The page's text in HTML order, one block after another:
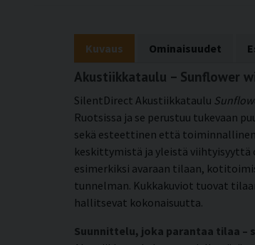
Kuvaus Ominaisuudet
Akustiikkataulu – Sunflower
SilentDirect Akustiikkataulu
Ruotsissa ja se perustuu tukevaan
sekä esteettinen että
keskittymistä ja yleistä viihtyisyyttä
esimerkiksi avaraan tilaan,
tunnelman. Kukkakuviot tuovat
hallitsevat kokonaisuutta.
Suunnittelu, joka parantaa tilaa